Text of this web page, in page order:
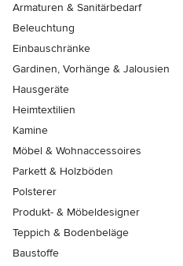
Armaturen & Sanitärbedarf
Beleuchtung
Einbauschränke
Gardinen, Vorhänge & Jalousien
Hausgeräte
Heimtextilien
Kamine
Möbel & Wohnaccessoires
Parkett & Holzböden
Polsterer
Produkt- & Möbeldesigner
Teppich & Bodenbeläge
Baustoffe